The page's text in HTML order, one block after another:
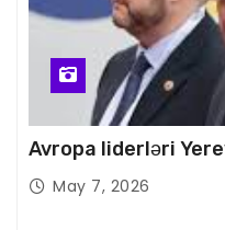
Avropa liderləri
May 7, 2026